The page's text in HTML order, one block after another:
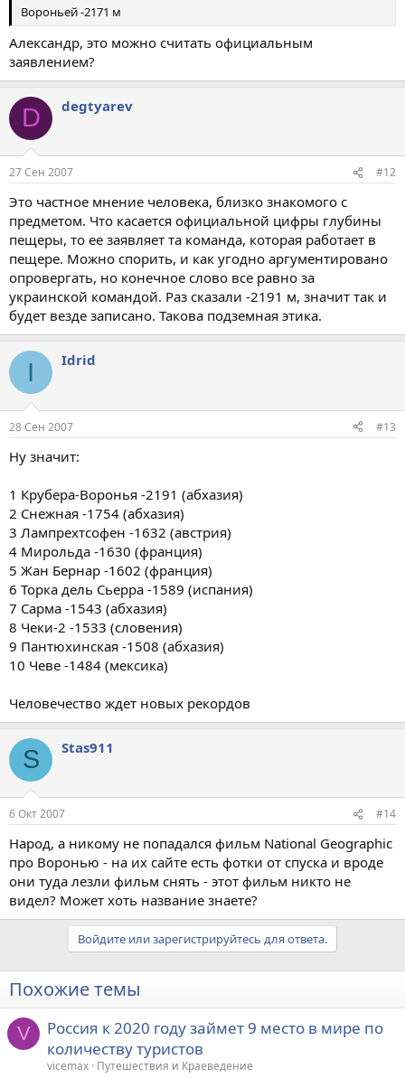
Вороньей -2171 м
Александр, это можно считать официальным
заявлением?
D degtyarev
27 Сен 2007 #12
Это частное мнение человека, близко знакомого с
предметом. Что касается официальной цифры глубины
пещеры, то ее заявляет та команда, которая работает в
пещере. Можно спорить, и как угодно аргументировано
опровергать, но конечное слово все равно за
украинской командой. Раз сказали -2191 м, значит так и
будет везде записано. Такова подземная этика.
I Idrid
28 Сен 2007 #13
Ну значит:
1 Крубера-Воронья -2191 (абхазия)
2 Снежная -1754 (абхазия)
3 Лампрехтсофен -1632 (австрия)
4 Мирольда -1630 (франция)
5 Жан Бернар -1602 (франция)
6 Торка дель Сьерра -1589 (испания)
7 Сарма -1543 (абхазия)
8 Чеки-2 -1533 (словения)
9 Пантюхинская -1508 (абхазия)
10 Чеве -1484 (мексика)
Человечество ждет новых рекордов
S Stas911
6 Окт 2007 #14
Народ, а никому не попадался фильм National Geographic
про Воронью - на их сайте есть фотки от спуска и вроде
они туда лезли фильм снять - этот фильм никто не
видел? Может хоть название знаете?
Войдите или зарегистрируйтесь для ответа.
Похожие темы
V
Россия к 2020 году займет 9 место в мире по
количеству туристов
vicemax Путешествия и Краеведение